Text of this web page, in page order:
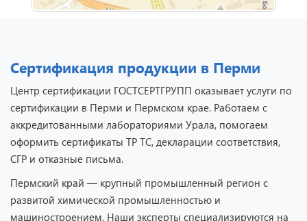
Отзыв от представителя
кафе "Весна".
Сертификация продукции в Перми
Центр сертификации ГОСТСЕРТГРУПП оказывает услуги по
сертификации в Перми и Пермском крае. Работаем с
аккредитованными лабораториями Урала, помогаем
оформить сертификаты ТР ТС, декларации соответствия,
СГР и отказные письма.
Пермский край — крупный промышленный регион с
развитой химической промышленностью и
машиностроением. Наши эксперты специализируются на